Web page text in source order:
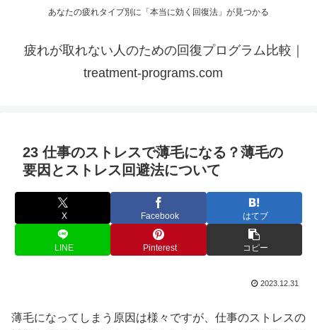
あなたの疲れタイプ別に「本当に効く回復法」が見つかる
疲れが取れない人のための回復プログラム比較｜
treatment-programs.com
23 仕事のストレスで薄毛になる？薄毛の
要因とストレス回避法について
X Facebook はてブ
LINE Pinterest コピー
2023.12.31
薄毛になってしまう原因 は様々ですが、仕事のストレスの